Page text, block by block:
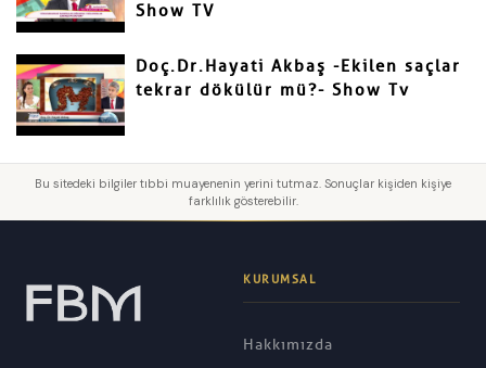
Show TV
Doç.Dr.Hayati Akbaş -Ekilen saçlar
tekrar dökülür mü?- Show Tv
Bu sitedeki bilgiler tıbbi muayenenin yerini tutmaz. Sonuçlar kişiden kişiye
farklılık gösterebilir.
KURUMSAL
Hakkımızda